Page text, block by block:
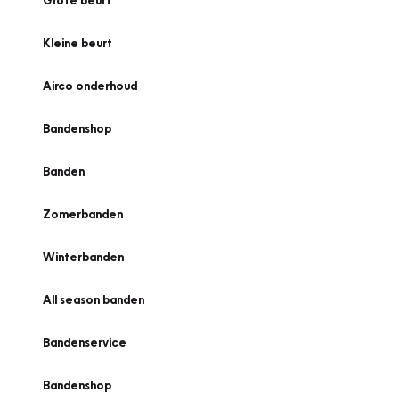
Kleine beurt
Airco onderhoud
Bandenshop
Banden
Zomerbanden
Winterbanden
All season banden
Bandenservice
Bandenshop